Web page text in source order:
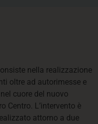
nella realizzazione
oltre ad autorimesse e
cuore del nuovo
Centro. L’intervento è
attorno a due